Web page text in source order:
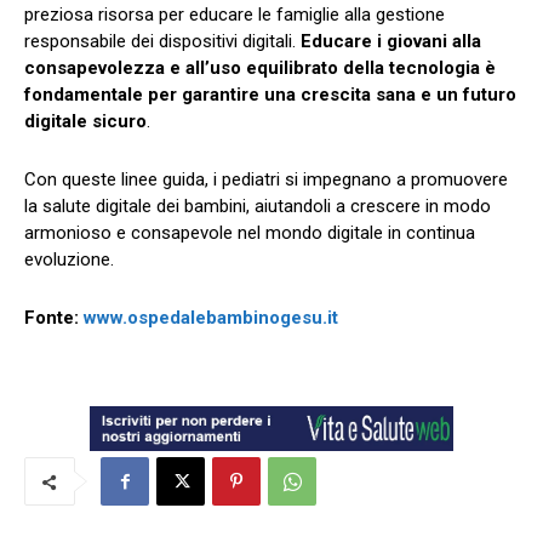
preziosa risorsa per educare le famiglie alla gestione
responsabile dei dispositivi digitali. Educare i giovani alla
consapevolezza e all’uso equilibrato della tecnologia è
fondamentale per garantire una crescita sana e un futuro
digitale sicuro.
Con queste linee guida, i pediatri si impegnano a promuovere
la salute digitale dei bambini, aiutandoli a crescere in modo
armonioso e consapevole nel mondo digitale in continua
evoluzione.
Fonte:www.ospedalebambinogesu.it